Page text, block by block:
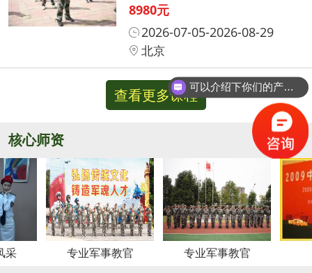
8980元
2026-07-05-2026-08-29
北京
查看更多课程
核心师资 更多
专业军事教官 专业军事教官
可以介绍下你们的产品么？